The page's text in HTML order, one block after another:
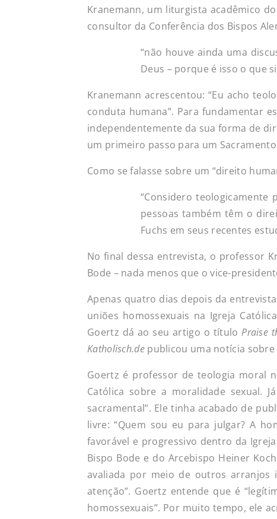
Kranemann, um liturgista acadêmico
consultor da Conferência dos Bispos
“não houve ainda uma
Deus – porque é isso o que
Kranemann acrescentou: “Eu acho
conduta humana”. Para fundamentar
independentemente da sua forma de
um primeiro passo para um
Como se falasse sobre um “direito
“Considero teologicamente
pessoas também têm o
Fuchs em seus recentes
No final dessa entrevista, o professor
Bode – nada menos que o vice-
Apenas quatro dias depois da
uniões homossexuais na Igreja
Goertz dá ao seu artigo o títuloPraise
Katholisch.depublicou uma notícia sobre
Goertz é professor de teologia moral
Católica sobre a moralidade sexual.
sacramental”. Ele tinha acabado de
livre: “Quem sou eu para julgar? A
favorável e progressivo dentro da
Bispo Bode e do Arcebispo Heiner
avaliada por meio de outros arranjos
atenção”. Goertz entende que é
homossexuais”. Por muito tempo, ele